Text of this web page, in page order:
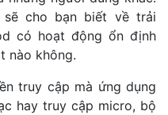
sẽ cho bạn biết về trải
có hoạt động ổn định
nào không.
truy cập mà ứng dụng
hay truy cập micro, bộ